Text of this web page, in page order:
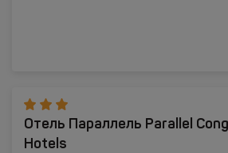
Отель Параллель Parallel
Hotels